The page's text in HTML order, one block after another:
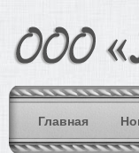
Главная